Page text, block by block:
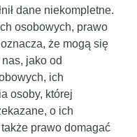
dane niekompletne.
osobowych, prawo
że mogą się
jako od
ich
osoby, której
o ich
prawo domagać